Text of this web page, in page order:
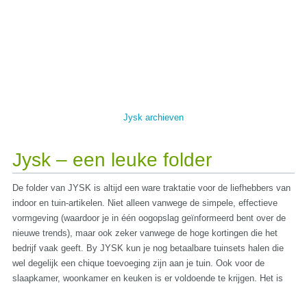
Jysk archieven
Jysk – een leuke folder
De folder van JYSK is altijd een ware traktatie voor de liefhebbers van
indoor en tuin-artikelen. Niet alleen vanwege de simpele, effectieve
vormgeving (waardoor je in één oogopslag geïnformeerd bent over de
nieuwe trends), maar ook zeker vanwege de hoge kortingen die het
bedrijf vaak geeft. By JYSK kun je nog betaalbare tuinsets halen die
wel degelijk een chique toevoeging zijn aan je tuin. Ook voor de
slaapkamer, woonkamer en keuken is er voldoende te krijgen. Het is